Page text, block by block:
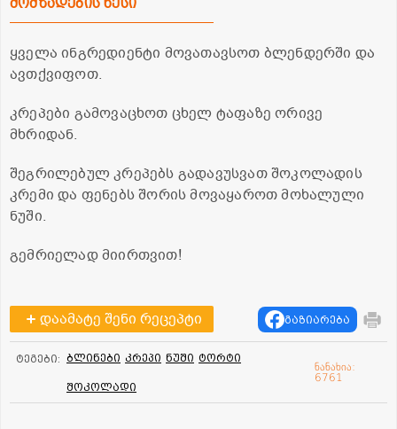
მომზადების წესი
ყველა ინგრედიენტი მოვათავსოთ ბლენდერში და
ავთქვიფოთ.
კრეპები გამოვაცხოთ ცხელ ტაფაზე ორივე
მხრიდან.
შეგრილებულ კრეპებს გადავუსვათ შოკოლადის
კრემი და ფენებს შორის მოვაყაროთ მოხალული
ნუში.
გემრიელად მიირთვით!
დაამატე შენი რეცეპტი გაზიარება
ტეგები: ბლინები კრეპი ნუში ტორტი
შოკოლადი
ნანახია:
6761